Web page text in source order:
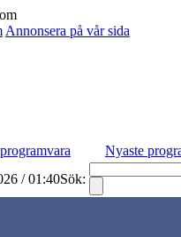
Annonsera på vår sida
Nyaste
/ 01:40Sök: